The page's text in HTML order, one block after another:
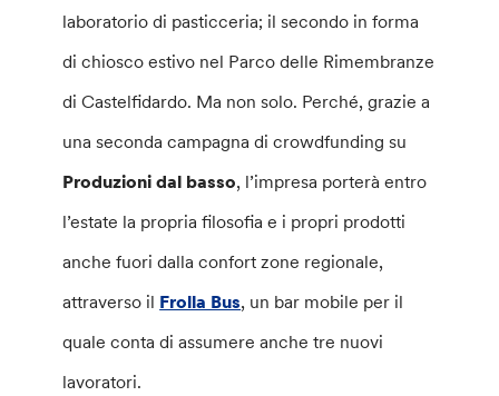
laboratorio di pasticceria; il secondo in forma
di chiosco estivo nel Parco delle Rimembranze
di Castelfidardo. Ma non solo. Perché, grazie a
una seconda campagna di crowdfunding su
Produzioni dal basso, l’impresa porterà entro
l’estate la propria filosofia e i propri prodotti
anche fuori dalla confort zone regionale,
attraverso il Frolla Bus, un bar mobile per il
quale conta di assumere anche tre nuovi
lavoratori.